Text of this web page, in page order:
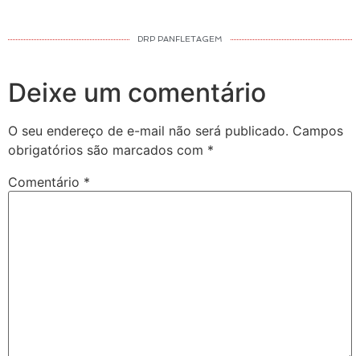
DRP PANFLETAGEM
Deixe um comentário
O seu endereço de e-mail não será publicado. Campos
obrigatórios são marcados com *
Comentário *